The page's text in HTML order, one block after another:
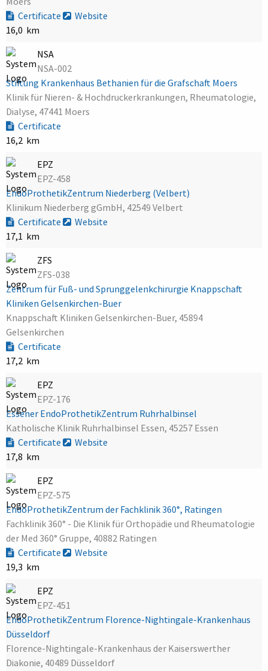
Certificate
Website
16,0 km
NSA
NSA-002
Stiftung Krankenhaus Bethanien für die Grafschaft Moers
Klinik für Nieren- & Hochdruckerkrankungen, Rheumatologie,
Dialyse, 47441 Moers
Certificate
16,2 km
EPZ
EPZ-458
EndoProthetikZentrum Niederberg (Velbert)
Klinikum Niederberg gGmbH, 42549 Velbert
Certificate
Website
17,1 km
ZFS
ZFS-038
Zentrum für Fuß- und Sprunggelenkchirurgie Knappschaft
Kliniken Gelsenkirchen-Buer
Knappschaft Kliniken Gelsenkirchen-Buer, 45894
Gelsenkirchen
Certificate
17,2 km
EPZ
EPZ-176
Essener EndoProthetikZentrum Ruhrhalbinsel
Katholische Klinik Ruhrhalbinsel Essen, 45257 Essen
Certificate
Website
17,8 km
EPZ
EPZ-575
EndoProthetikZentrum der Fachklinik 360°, Ratingen
Fachklinik 360° - Die Klinik für Orthopädie und Rheumatologie
der Med 360° Gruppe, 40882 Ratingen
Certificate
Website
19,3 km
EPZ
EPZ-451
EndoProthetikZentrum Florence-Nightingale-Krankenhaus
Düsseldorf
Florence-Nightingale-Krankenhaus der Kaiserswerther
Diakonie, 40489 Düsseldorf